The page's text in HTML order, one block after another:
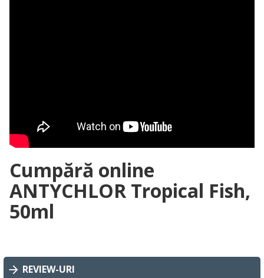
Cumpără online
ANTYCHLOR Tropical Fish,
50ml
REVIEW-URI